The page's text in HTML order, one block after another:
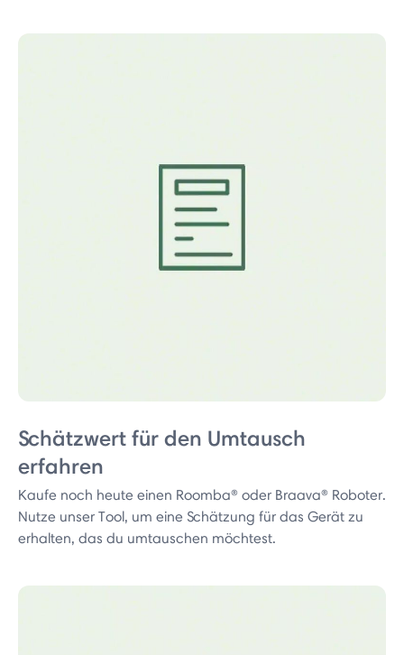
Schätzwert für den Umtausch
erfahren
Kaufe noch heute einen Roomba® oder Braava® Roboter.
Nutze unser Tool, um eine Schätzung für das Gerät zu
erhalten, das du umtauschen möchtest.